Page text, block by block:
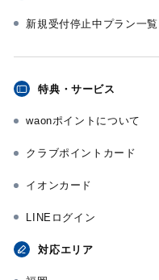
新規受付停止中プラン一覧
特典・サービス
waonポイントについて
クラブポイントカード
イオンカード
LINEログイン
対応エリア